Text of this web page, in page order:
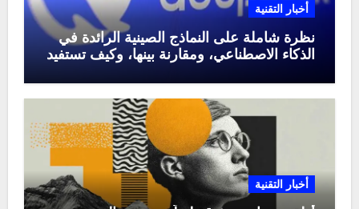
أخبار التقنية
نظرة شاملة على النماذج الصينية الرائدة في
الذكاء الاصطناعي، ومقارنة بينها، وكيف تستفيد
أخبار التقنية